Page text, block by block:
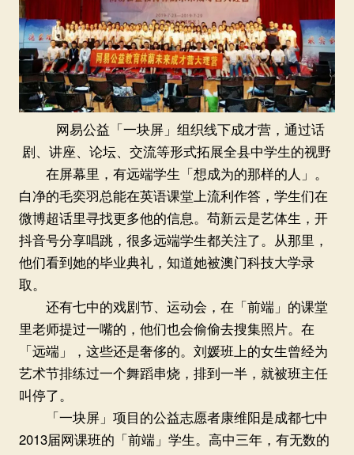
网易公益「一块屏」组织线下成才营，通过话
剧、讲座、论坛、交流等形式拓展全县中学生的视野
在屏幕里，有远端学生「想成为的那样的人」。
白净的毛奕羽总能在英语课堂上流利作答，学生们在
微博超话里寻找更多他的信息。苟新云是艺体生，开
抖音号分享唱跳，很多远端学生都关注了。从那里，
他们看到她的毕业典礼，知道她被澳门科技大学录
取。
还有七中的戏剧节、运动会，在「前端」的课堂
里老师提过一嘴的，他们也会偷偷去搜集照片。在
「远端」，这些还是奢侈的。刘媛班上的女生曾经为
艺术节排练过一个舞蹈串烧，排到一半，就被班主任
叫停了。
「一块屏」项目的公益志愿者康维阳是成都七中
2013届网课班的「前端」学生。高中三年，有无数的